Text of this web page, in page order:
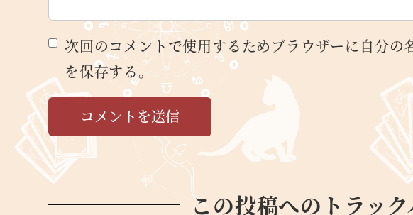
次回のコメントで使用するためブラウザーに自分の
を保存する。
この投稿へのトラック